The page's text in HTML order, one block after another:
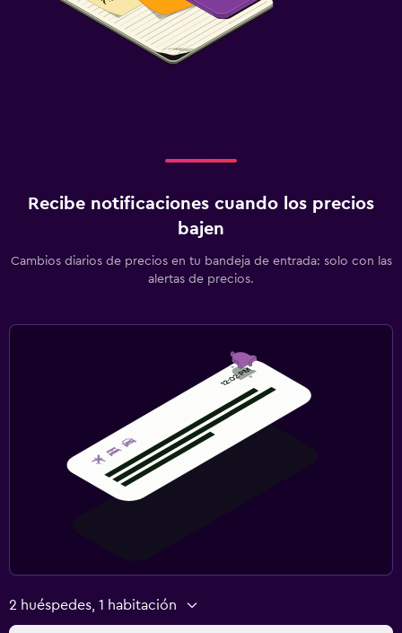
Recibe notificaciones cuando los precios
bajen
Cambios diarios de precios en tu bandeja de entrada: solo con las
alertas de precios.
2 huéspedes, 1 habitación